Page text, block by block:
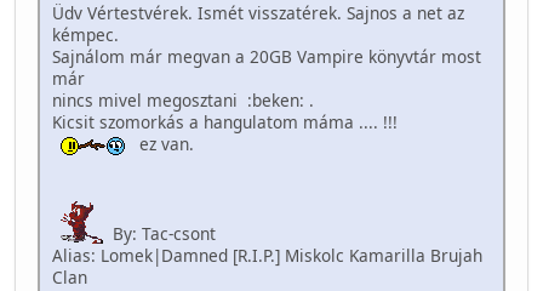
Üdv Vértestvérek. Ismét visszatérek. Sajnos a net az
kémpec.
Sajnálom már megvan a 20GB Vampire könyvtár most
már
nincs mivel megosztani :beken: .
Kicsit szomorkás a hangulatom máma .... !!!
ez van.
By: Tac-csont
Alias: Lomek|Damned [R.I.P.] Miskolc Kamarilla Brujah
Clan